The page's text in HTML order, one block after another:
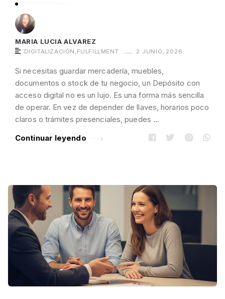
MARIA LUCIA ALVAREZ
DIGITALIZACIÓN FULFILLMENT 2 JUNIO, 2026
Si necesitas guardar mercadería, muebles,
documentos o stock de tu negocio, un Depósito con
acceso digital no es un lujo. Es una forma más sencilla
de operar. En vez de depender de llaves, horarios poco
claros o trámites presenciales, puedes …
Continuar leyendo